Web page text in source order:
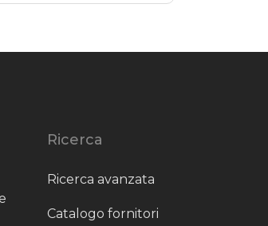
Ricerca
Ricerca avanzata
Catalogo fornitori